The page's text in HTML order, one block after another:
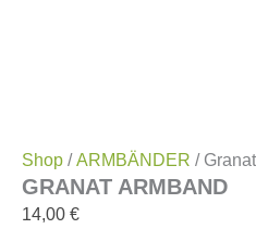
Shop /ARMBÄNDER /
GRANAT ARMBAND
14,00 €